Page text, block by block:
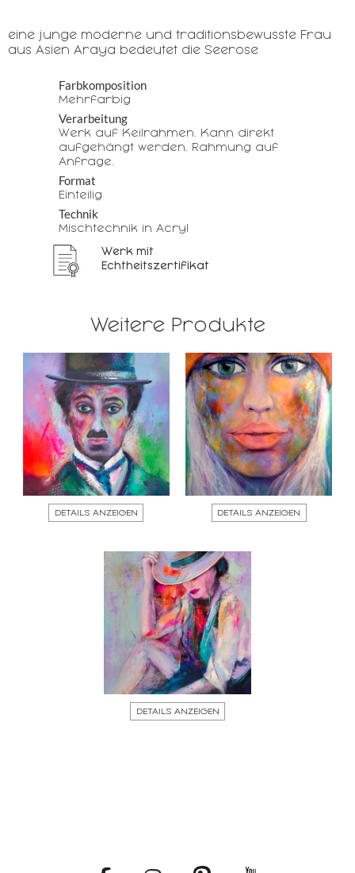
eine junge moderne und traditionsbewusste Frau
aus Asien Araya bedeutet die Seerose
Farbkomposition
Mehrfarbig
Verarbeitung
Werk auf Keilrahmen. Kann direkt
aufgehängt werden. Rahmung auf
Anfrage.
Format
Einteilig
Technik
Mischtechnik in Acryl
Werk mit
Echtheitszertifikat
Weitere Produkte
DETAILS ANZEIGEN DETAILS ANZEIGEN
DETAILS ANZEIGEN